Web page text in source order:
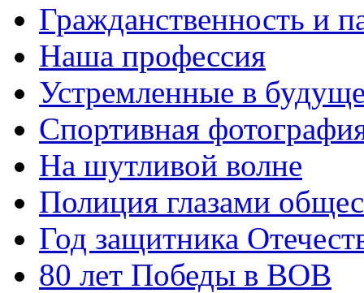
Гражданственность и
Наша профессия
Устремленные в
Спортивная
На шутливой волне
Полиция глазами
Год защитника
80 лет Победы в ВОВ